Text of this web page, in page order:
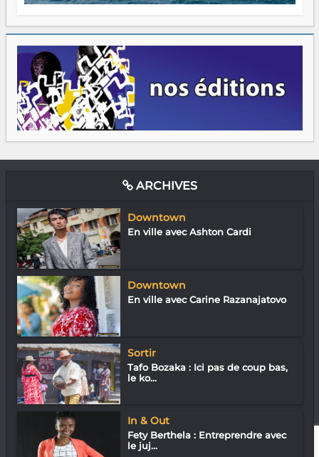
ARCHIVES
Downtown
En ville avec Ashton Cardi
Downtown
En ville avec Carine Razanajatovo
Sortir
Tafo Bozaka : Ici pas de coup bas,
le ko...
In & Out
Fety Berthela : Entreprendre avec
le juj...